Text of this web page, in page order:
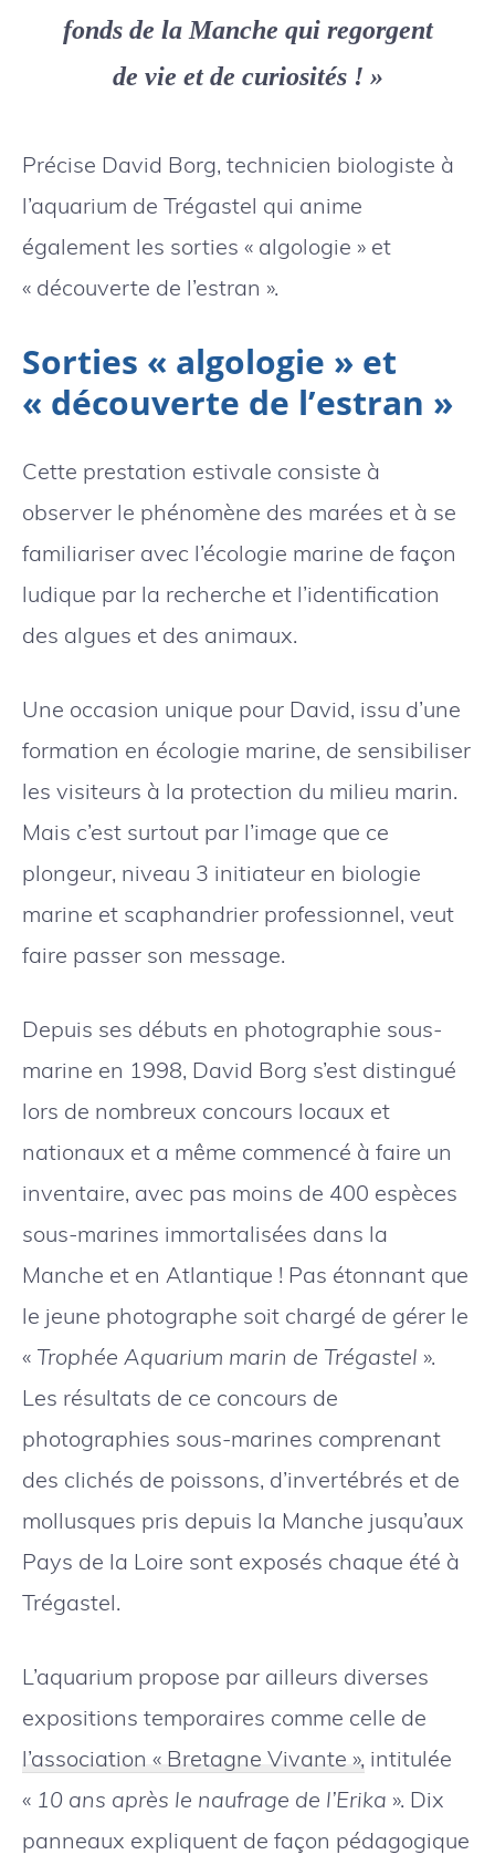
fonds de la Manche qui regorgent
de vie et de curiosités ! »
Précise David Borg, technicien biologiste à
l’aquarium de Trégastel qui anime
également les sorties « algologie » et
« découverte de l’estran ».
Sorties « algologie » et
« découverte de l’estran »
Cette prestation estivale consiste à
observer le phénomène des marées et à se
familiariser avec l’écologie marine de façon
ludique par la recherche et l’identification
des algues et des animaux.
Une occasion unique pour David, issu d’une
formation en écologie marine, de sensibiliser
les visiteurs à la protection du milieu marin.
Mais c’est surtout par l’image que ce
plongeur, niveau 3 initiateur en biologie
marine et scaphandrier professionnel, veut
faire passer son message.
Depuis ses débuts en photographie sous-
marine en 1998, David Borg s’est distingué
lors de nombreux concours locaux et
nationaux et a même commencé à faire un
inventaire, avec pas moins de 400 espèces
sous-marines immortalisées dans la
Manche et en Atlantique ! Pas étonnant que
le jeune photographe soit chargé de gérer le
« Trophée Aquarium marin de Trégastel ».
Les résultats de ce concours de
photographies sous-marines comprenant
des clichés de poissons, d’invertébrés et de
mollusques pris depuis la Manche jusqu’aux
Pays de la Loire sont exposés chaque été à
Trégastel.
L’aquarium propose par ailleurs diverses
expositions temporaires comme celle de
l’association « Bretagne Vivante », intitulée
« 10 ans après le naufrage de l’Erika ». Dix
panneaux expliquent de façon pédagogique